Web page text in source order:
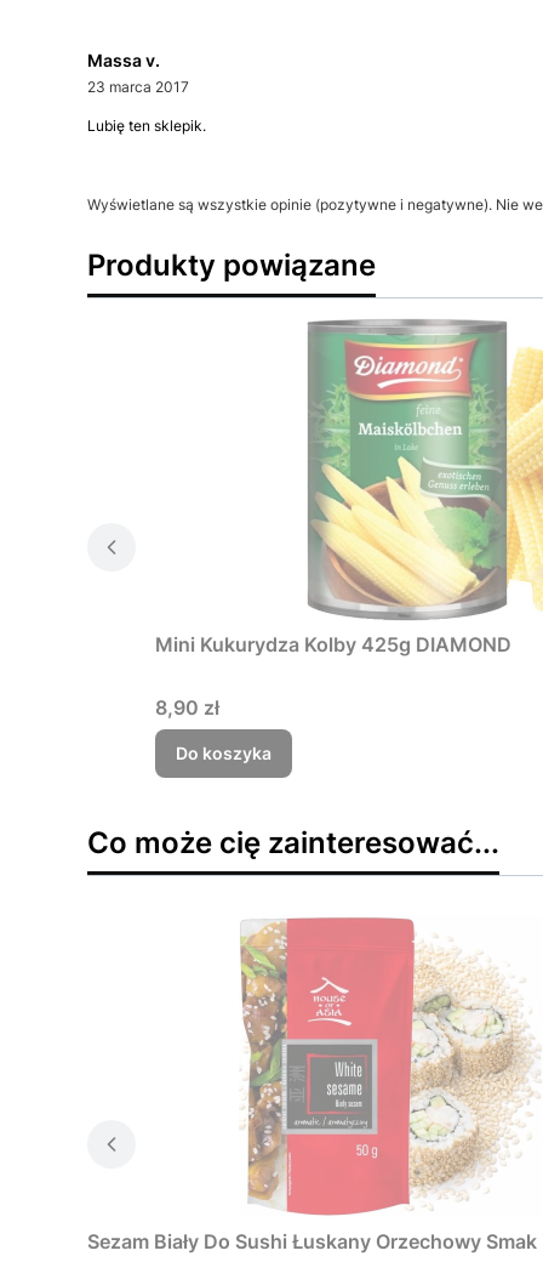
Massa v.
23 marca 2017
Lubię ten sklepik.
Wyświetlane są wszystkie opinie (pozytywne i negatywne). Nie
Produkty powiązane
Mini Kukurydza Kolby 425g DIAMOND
Cena
8,90 zł
Do koszyka
Co może cię zainteresować...